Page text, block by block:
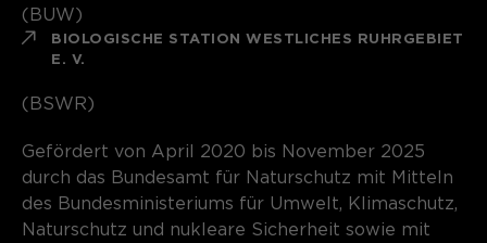
(BUW)
BIOLOGISCHE STATION WESTLICHES RUHRGEBIET
E. V.
(BSWR)
Gefördert von April 2020 bis November 2025
durch das Bundesamt für Naturschutz mit Mitteln
des Bundesministeriums für Umwelt, Klimaschutz,
Naturschutz und nukleare Sicherheit sowie mit